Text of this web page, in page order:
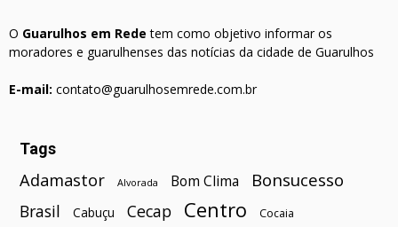
O Guarulhos em Rede tem como objetivo informar os
moradores e guarulhenses das notícias da cidade de Guarulhos
E-mail: contato@guarulhosemrede.com.br
Tags
Adamastor Alvorada Bom Clima Bonsucesso
Brasil Cabuçu Cecap Centro Cocaia